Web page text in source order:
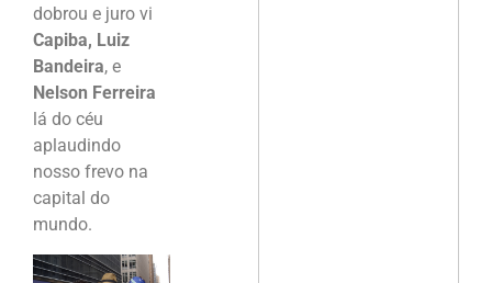
dobrou e juro vi
Capiba, Luiz
Bandeira, e
Nelson Ferreira
lá do céu
aplaudindo
nosso frevo na
capital do
mundo.